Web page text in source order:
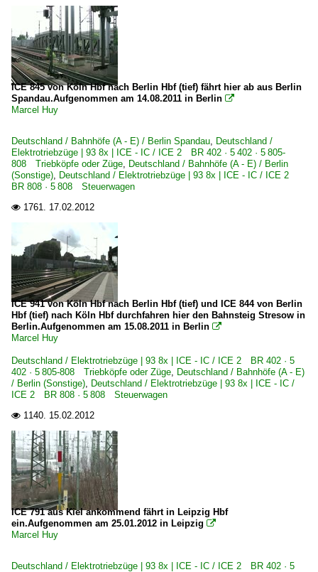
Bahnhöfe (L - Q)
Leipzig Hbf ·LL·
Bahnhöfe (R - Z)
Saalfeld
ICE 2 BR 402 · 5 402 · 5 805-808 Triebköpfe oder Züge
Galerien
ICE-Ersatzverkehr
Unternehmen (A - K)
DB Fernverkehr AG, Frankfurt (Main)
ICE 845 von Köln Hbf nach Berlin Hbf (tief) fährt hier ab aus Berlin
Spandau.Aufgenommen am 14.08.2011 in Berlin 
Marcel Huy
Deutschland / Bahnhöfe (A - E) / Berlin Spandau, Deutschland /
Elektrotriebzüge | 93 8x | ICE - IC / ICE 2 BR 402 · 5 402 · 5 805-
808 Triebköpfe oder Züge, Deutschland / Bahnhöfe (A - E) / Berlin
(Sonstige), Deutschland / Elektrotriebzüge | 93 8x | ICE - IC / ICE 2
BR 808 · 5 808 Steuerwagen
 1761. 17.02.2012
ICE 941 von Köln Hbf nach Berlin Hbf (tief) und ICE 844 von Berlin
Hbf (tief) nach Köln Hbf durchfahren hier den Bahnsteig Stresow in
Berlin.Aufgenommen am 15.08.2011 in Berlin 
Marcel Huy
Deutschland / Elektrotriebzüge | 93 8x | ICE - IC / ICE 2 BR 402 · 5
402 · 5 805-808 Triebköpfe oder Züge, Deutschland / Bahnhöfe (A - E)
/ Berlin (Sonstige), Deutschland / Elektrotriebzüge | 93 8x | ICE - IC /
ICE 2 BR 808 · 5 808 Steuerwagen
 1140. 15.02.2012
ICE 791 aus Kiel ankommend fährt in Leipzig Hbf
ein.Aufgenommen am 25.01.2012 in Leipzig 
Marcel Huy
Deutschland / Elektrotriebzüge | 93 8x | ICE - IC / ICE 2 BR 402 · 5